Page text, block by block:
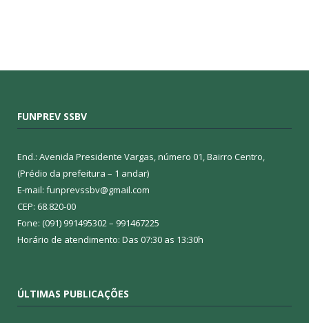
FUNPREV SSBV
End.: Avenida Presidente Vargas, número 01, Bairro Centro,
(Prédio da prefeitura – 1 andar)
E-mail: funprevssbv@gmail.com
CEP: 68.820-00
Fone: (091) 991495302 – 991467225
Horário de atendimento: Das 07:30 as 13:30h
ÚLTIMAS PUBLICAÇÕES